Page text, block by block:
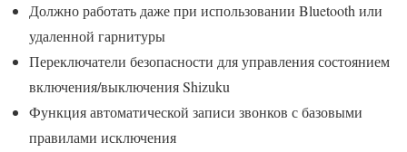
Должно работать даже при использовании Bluetooth или
удаленной гарнитуры
Переключатели безопасности для управления состоянием
включения/выключения Shizuku
Функция автоматической записи звонков с базовыми
правилами исключения